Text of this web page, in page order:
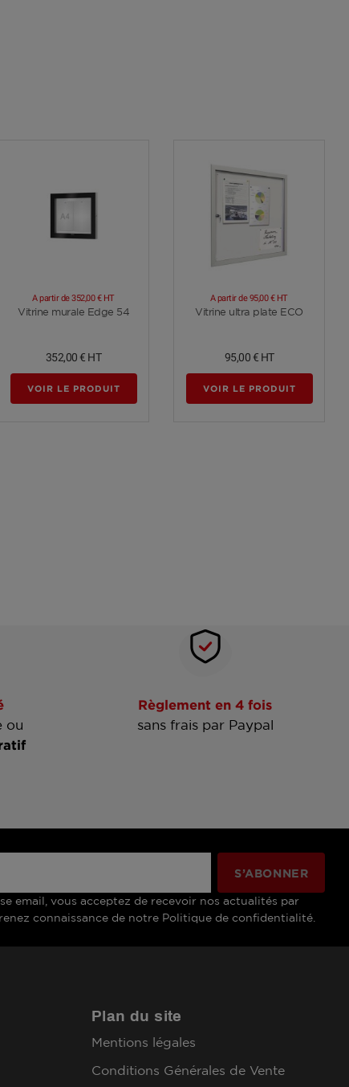
Voir plus
Vitrine murale Edge 54
A partir de352,00 € HT
352,00 € HT
VOIR LE PRODUIT
Voir plus
Vitrine ultra plate ECO
A partir de95,00 € HT
95,00 € HT
VOIR LE PRODUIT
ou
Règlement en 4 fois
sans frais par Paypal
email, vous acceptez de recevoir nos actualités par
connaissance de notre Politique de confidentialité.
Plan du site
Mentions légales
Conditions Générales de Vente